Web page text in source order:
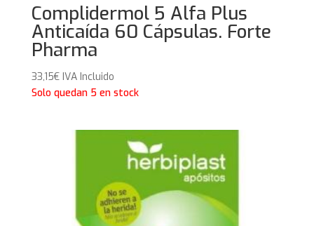
Complidermol 5 Alfa Plus
Anticaída 60 Cápsulas. Forte
Pharma
33,15€ IVA Incluido
Solo quedan 5 en stock